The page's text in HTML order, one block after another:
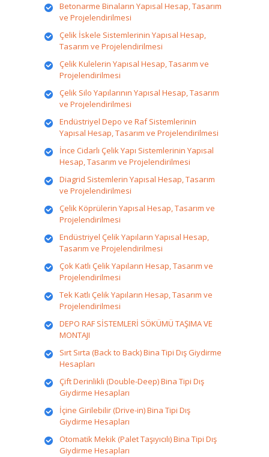
Betonarme Binaların Yapısal Hesap, Tasarım
ve Projelendirilmesi
Çelik İskele Sistemlerinin Yapısal Hesap,
Tasarım ve Projelendirilmesi
Çelik Kulelerin Yapısal Hesap, Tasarım ve
Projelendirilmesi
Çelik Silo Yapılarının Yapısal Hesap, Tasarım
ve Projelendirilmesi
Endüstriyel Depo ve Raf Sistemlerinin
Yapısal Hesap, Tasarım ve Projelendirilmesi
İnce Cidarlı Çelik Yapı Sistemlerinin Yapısal
Hesap, Tasarım ve Projelendirilmesi
Diagrid Sistemlerin Yapısal Hesap, Tasarım
ve Projelendirilmesi
Çelik Köprülerin Yapısal Hesap, Tasarım ve
Projelendirilmesi
Endüstriyel Çelik Yapıların Yapısal Hesap,
Tasarım ve Projelendirilmesi
Çok Katlı Çelik Yapıların Hesap, Tasarım ve
Projelendirilmesi
Tek Katlı Çelik Yapıların Hesap, Tasarım ve
Projelendirilmesi
DEPO RAF SİSTEMLERİ SÖKÜMÜ TAŞIMA VE
MONTAJI
Sırt Sırta (Back to Back) Bina Tipi Dış Giydirme
Hesapları
Çift Derinlikli (Double-Deep) Bina Tipi Dış
Giydirme Hesapları
İçine Girilebilir (Drive-in) Bina Tipi Dış
Giydirme Hesapları
Otomatik Mekik (Palet Taşıyıcılı) Bina Tipi Dış
Giydirme Hesapları